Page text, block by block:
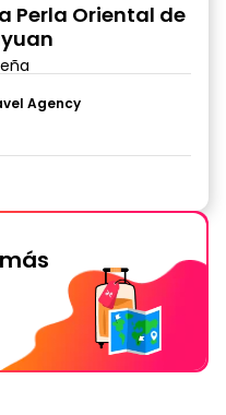
Perla Oriental de
Agency